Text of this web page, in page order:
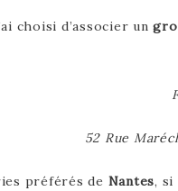
choisi d’associer un
52 Rue
préférés de Nantes, si